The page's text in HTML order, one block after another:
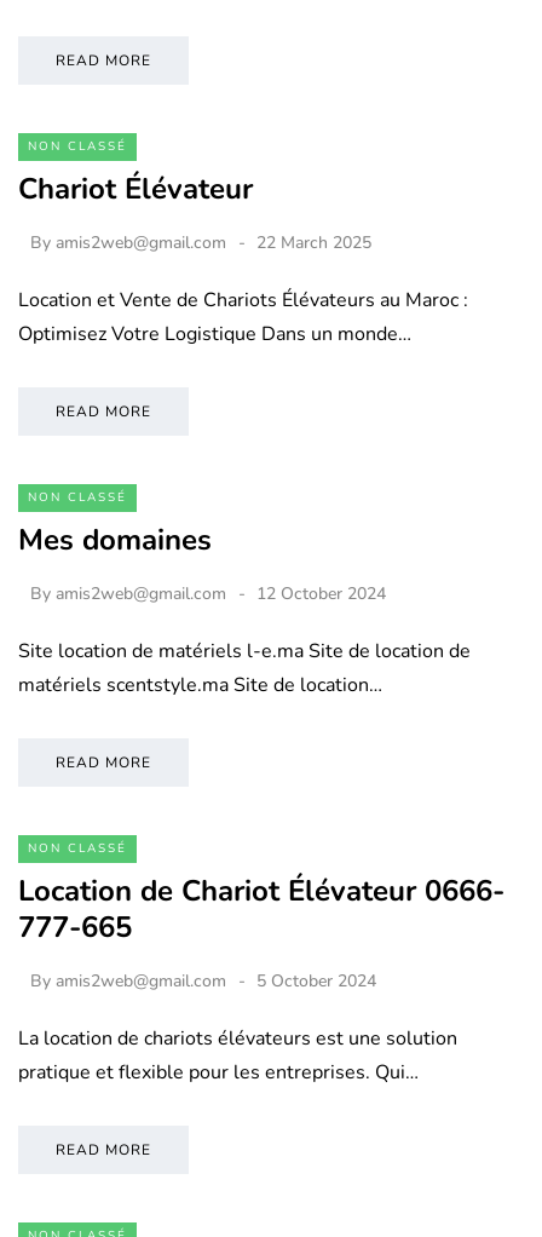
READ MORE
NON CLASSÉ
Chariot Élévateur
By amis2web@gmail.com 22 March 2025
Location et Vente de Chariots Élévateurs au Maroc :
Optimisez Votre Logistique Dans un monde…
READ MORE
NON CLASSÉ
Mes domaines
By amis2web@gmail.com 12 October 2024
Site location de matériels l-e.ma Site de location de
matériels scentstyle.ma Site de location…
READ MORE
NON CLASSÉ
Location de Chariot Élévateur 0666-
777-665
By amis2web@gmail.com 5 October 2024
La location de chariots élévateurs est une solution
pratique et flexible pour les entreprises. Qui…
READ MORE